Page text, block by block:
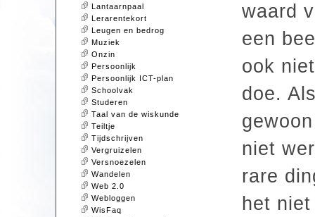
Lantaarnpaal
Lerarentekort
Leugen en bedrog
Muziek
Onzin
Persoonlijk
Persoonlijk ICT-plan
Schoolvak
Studeren
Taal van de wiskunde
Teiltje
Tijdschrijven
Vergruizelen
Versnoezelen
Wandelen
Web 2.0
Webloggen
WisFaq
waard
een
ook
doe.
niet
rare
het